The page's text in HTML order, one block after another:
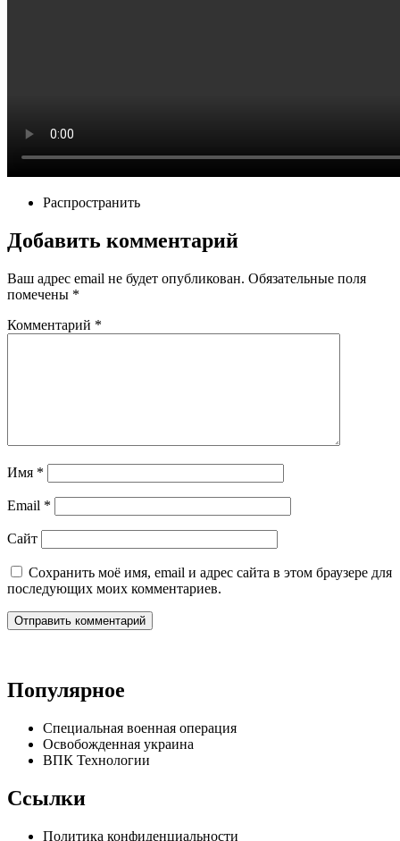
Распространить
Добавить комментарий
Ваш адрес email не будет опубликован. Обязательные поля
помечены *
Комментарий *
Имя *
Email *
Сайт
Сохранить моё имя, email и адрес сайта в этом браузере для
последующих моих комментариев.
Популярное
Специальная военная операция
Освобожденная украина
ВПК Технологии
Ссылки
Политика конфиденциальности